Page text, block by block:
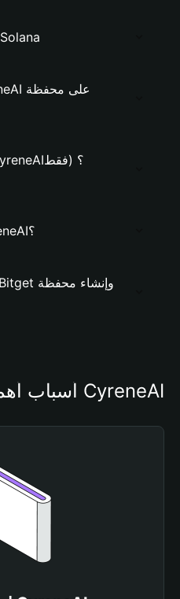
التطبيقات اللامركزية على Solana
ما هي أفضل محفظة CyreneAI؟
أسباب أهمية استخدام محفظة CyreneAI